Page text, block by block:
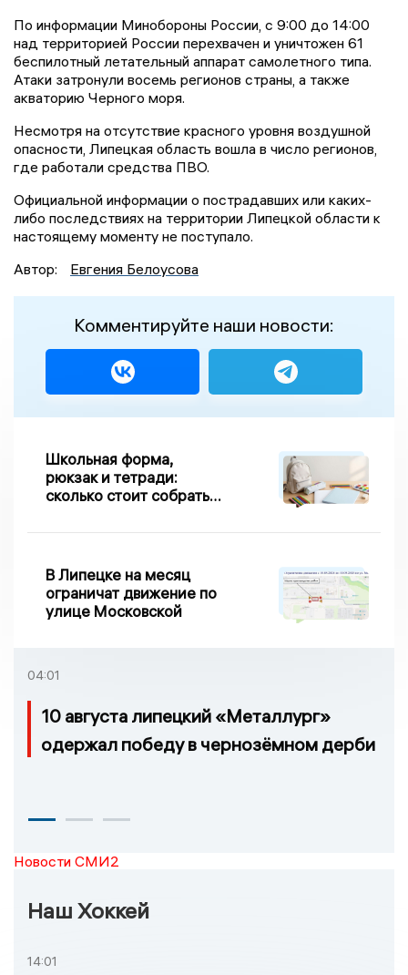
По информации Минобороны России, с 9:00 до 14:00
над территорией России перехвачен и уничтожен 61
беспилотный летательный аппарат самолетного типа.
Атаки затронули восемь регионов страны, а также
акваторию Черного моря.
Несмотря на отсутствие красного уровня воздушной
опасности, Липецкая область вошла в число регионов,
где работали средства ПВО.
Официальной информации о пострадавших или каких-
либо последствиях на территории Липецкой области к
настоящему моменту не поступало.
Автор:
Евгения Белоусова
Комментируйте наши новости:
Школьная форма,
рюкзак и тетради:
сколько стоит собрать
Липецке в 2026 году
В Липецке на месяц
ограничат движение по
улице Московской
04:01
10 августа липецкий «Металлург»
одержал победу в чернозёмном дерби
Новости СМИ2
Наш Хоккей
14:01